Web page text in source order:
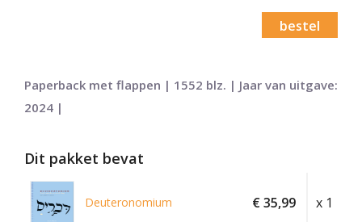
bestel
Paperback met flappen | 1552 blz. | Jaar van uitgave:
2024 |
Dit pakket bevat
Deuteronomium € 35,99 x 1